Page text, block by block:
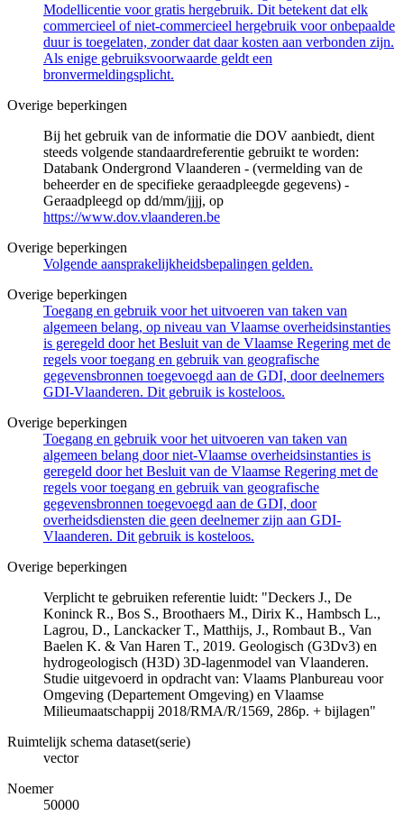
Modellicentie voor gratis hergebruik. Dit betekent dat elk
commercieel of niet-commercieel hergebruik voor onbepaalde
duur is toegelaten, zonder dat daar kosten aan verbonden zijn.
Als enige gebruiksvoorwaarde geldt een
bronvermeldingsplicht.
Overige beperkingen
Bij het gebruik van de informatie die DOV aanbiedt, dient
steeds volgende standaardreferentie gebruikt te worden:
Databank Ondergrond Vlaanderen - (vermelding van de
beheerder en de specifieke geraadpleegde gegevens) -
Geraadpleegd op dd/mm/jjjj, op
https://www.dov.vlaanderen.be
Overige beperkingen
Volgende aansprakelijkheidsbepalingen gelden.
Overige beperkingen
Toegang en gebruik voor het uitvoeren van taken van
algemeen belang, op niveau van Vlaamse overheidsinstanties
is geregeld door het Besluit van de Vlaamse Regering met de
regels voor toegang en gebruik van geografische
gegevensbronnen toegevoegd aan de GDI, door deelnemers
GDI-Vlaanderen. Dit gebruik is kosteloos.
Overige beperkingen
Toegang en gebruik voor het uitvoeren van taken van
algemeen belang door niet-Vlaamse overheidsinstanties is
geregeld door het Besluit van de Vlaamse Regering met de
regels voor toegang en gebruik van geografische
gegevensbronnen toegevoegd aan de GDI, door
overheidsdiensten die geen deelnemer zijn aan GDI-
Vlaanderen. Dit gebruik is kosteloos.
Overige beperkingen
Verplicht te gebruiken referentie luidt: "Deckers J., De
Koninck R., Bos S., Broothaers M., Dirix K., Hambsch L.,
Lagrou, D., Lanckacker T., Matthijs, J., Rombaut B., Van
Baelen K. & Van Haren T., 2019. Geologisch (G3Dv3) en
hydrogeologisch (H3D) 3D-lagenmodel van Vlaanderen.
Studie uitgevoerd in opdracht van: Vlaams Planbureau voor
Omgeving (Departement Omgeving) en Vlaamse
Milieumaatschappij 2018/RMA/R/1569, 286p. + bijlagen"
Ruimtelijk schema dataset(serie)
vector
Noemer
50000